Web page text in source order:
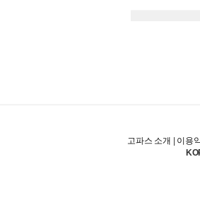
고파스 소개
이용